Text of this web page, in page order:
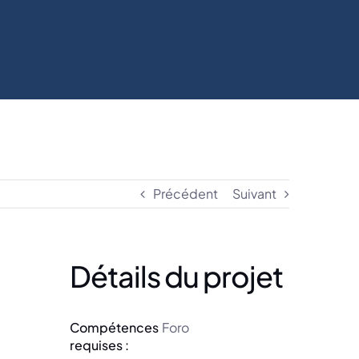
Précédent Suivant
Détails du projet
Compétences
requises :
Foro